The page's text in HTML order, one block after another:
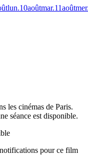
lun.10aoûtmar.11août
les cinémas de Paris.
séance est disponible.
pour ce film